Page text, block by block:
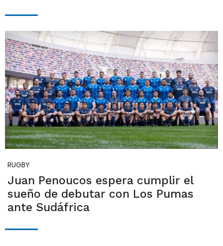
RUGBY
Juan Penoucos espera cumplir el
sueño de debutar con Los Pumas
ante Sudáfrica